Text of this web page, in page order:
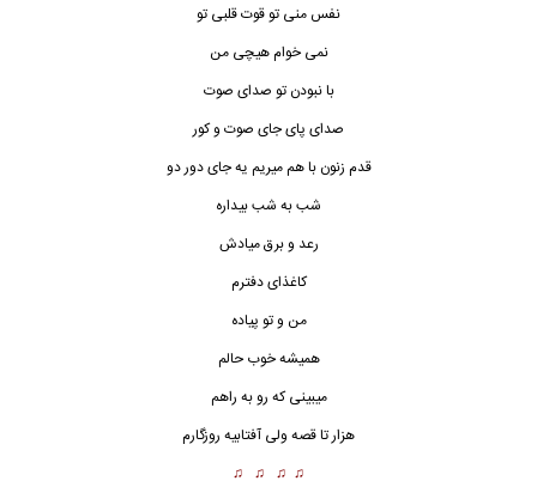
نفس منی تو قوت قلبی تو
نمی خوام هیچی من
با نبودن تو صدای صوت
صدای پای جای صوت و کور
قدم زنون با هم میریم یه جای دور دو
شب به شب بیداره
رعد و برق میادش
کاغذای دفترم
من و تو پیاده
همیشه خوب حالم
میبینی که رو به راهم
هزار تا قصه ولی آفتابیه روزگارم
♫ ♫ ♫ ♫